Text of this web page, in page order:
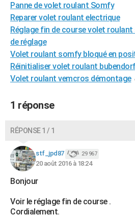
Alimentation
Guide de la santé
Maladies
Médicaments
Sommeil
VOYAGE
Destinations
City break
Voyage nature
Voyage de noces
Forum
Climat
+PHOTO
GUIDES D'ACHAT
BONS PLANS
Carte de Noël
Carte Bonne année
Carte Saint-Valentin
Carte Pâques
Carte d'anniversaire
DICTIONNAIRE
Dictionnaire
Biographies
Citations
Expressions
Proverbes
PROGRAMME TV
COPAINS D'AVANT
S'inscrire
Se connecter
Lycées
Collèges
Primaires
Universités
Entreprises
Service militaire
Avis de recherche
AVIS DE DÉCÈS
Bricolage
Lifestyle
Culture
Sport
Auto
Television
Voyage
Cinema
Panne de volet roulant Somfy
Reparer volet roulant electrique
Réglage fin de course volet
de réglage
Volet roulant somfy bloqué en
Réinitialiser volet roulant
Volet roulant vemcros démontage
1 réponse
RÉPONSE 1 / 1
stf_jpd87 29 967
20 août 2016 à 18:24
Bonjour
Voir le réglage fin de course .
Cordialement.